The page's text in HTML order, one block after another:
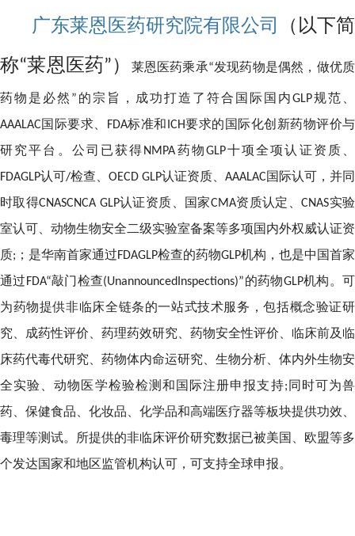
广东莱恩医药研究院有限公司
（以下简
称“莱恩医药” ） 莱恩医药乘承“发现药物是偶然，做优质
药物是必然 ” 的宗旨，成功打造了符合国际国内GLP规范、
AAALAC国际要求、 FDA标准和 ICH要求的国际化创新药物评价与
研究平台。公司已获得 NMPA药物GLP十项全项认证资质、
FDAGLP认可/检查、 OECD GLP认证资质、 AAALAC国际认可，并同
时取得CNASCNCA GLP认证资质、国家CMA资质认定、CNAS实验
室认可、动物生物安全二级实验室备案等多项国内外权威认证资
质; ；是华南首家通过FDAGLP检查的药物GLP机构，也是中国首家
通过 FDA“敲门检查(UnannouncedInspections)”的药物GLP机构。可
为药物提供非临床全链条的一站式技术服务，包括概念验证研
究、成药性评价、药理药效研究、药物安全性评价、临床前及临
床药代毒代研究、药物体内命运研究、生物分析、体内外生物安
全实验、动物医学检验检测和国际注册申报支持; 同时可为兽
药、保健食品、化妆品、化学品和高端医疗器等板块提供功效、
毒理等测试。所提供的非临床评价研究数据已被美国、欧盟等多
个发达国家和地区监管机构认可，可支持全球申报。